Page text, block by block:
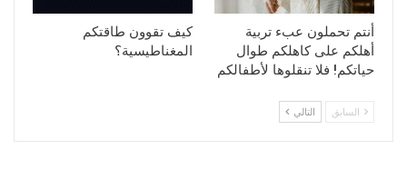
أنتم تحملون عبء تربية
أهلكم على كاهلكم طوال
حياتكم! فلا تنقلوها لأطفالكم
كيف تقوون طاقتكم
المغناطيسية؟
السابق التالي